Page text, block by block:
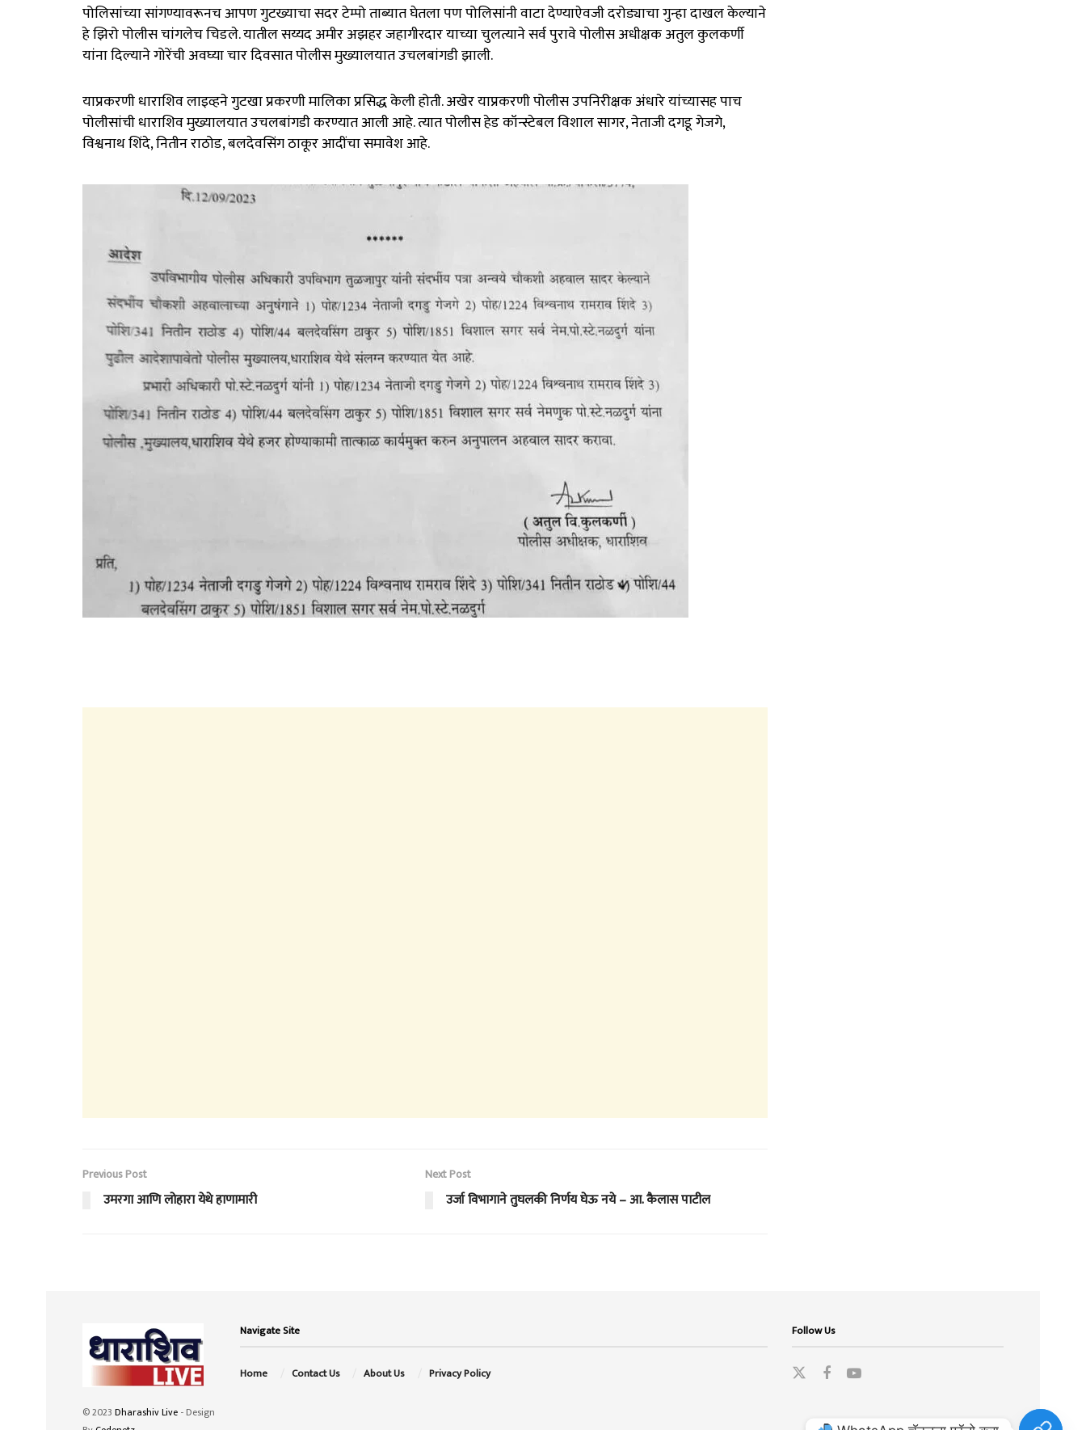
पोलिसांच्या सांगण्यावरूनच आपण गुटख्याचा सदर टेम्पो ताब्यात घेतला पण पोलिसांनी वाटा देण्याऐवजी दरोड्याचा गुन्हा दाखल केल्याने
हे झिरो पोलीस चांगलेच चिडले. यातील सय्यद अमीर अझहर जहागीरदार याच्या चुलत्याने सर्व पुरावे पोलीस अधीक्षक अतुल कुलकर्णी
यांना दिल्याने गोरेंची अवघ्या चार दिवसात पोलीस मुख्यालयात उचलबांगडी झाली.
याप्रकरणी धाराशिव लाइव्हने गुटखा प्रकरणी मालिका प्रसिद्ध केली होती. अखेर याप्रकरणी पोलीस उपनिरीक्षक अंधारे यांच्यासह पाच
पोलीसांची धाराशिव मुख्यालयात उचलबांगडी करण्यात आली आहे. त्यात पोलीस हेड कॉन्स्टेबल विशाल सागर, नेताजी दगडू गेजगे,
विश्वनाथ शिंदे, नितीन राठोड, बलदेवसिंग ठाकूर आदींचा समावेश आहे.
Previous Post
उमरगा आणि लोहारा येथे हाणामारी
Next Post
उर्जा विभागाने तुघलकी निर्णय घेऊ नये – आ. कैलास पाटील
© 2023 Dharashiv Live - Design
Navigate Site
Home Contact Us About Us Privacy Policy
Follow Us